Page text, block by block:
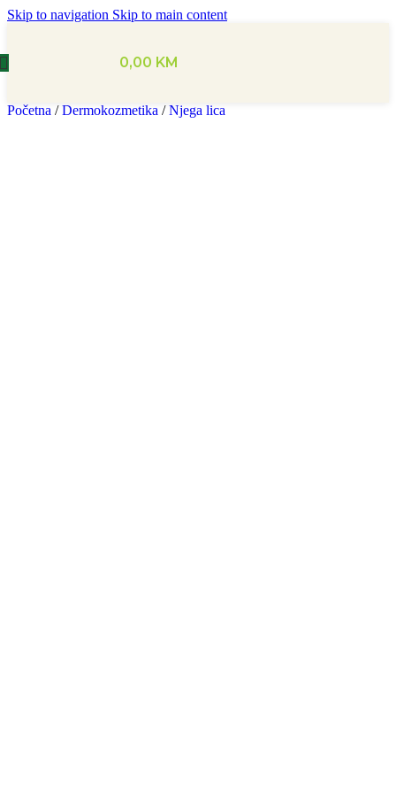
Skip to navigation Skip to main content
0,00 KM
Početna / Dermokozmetika / Njega lica